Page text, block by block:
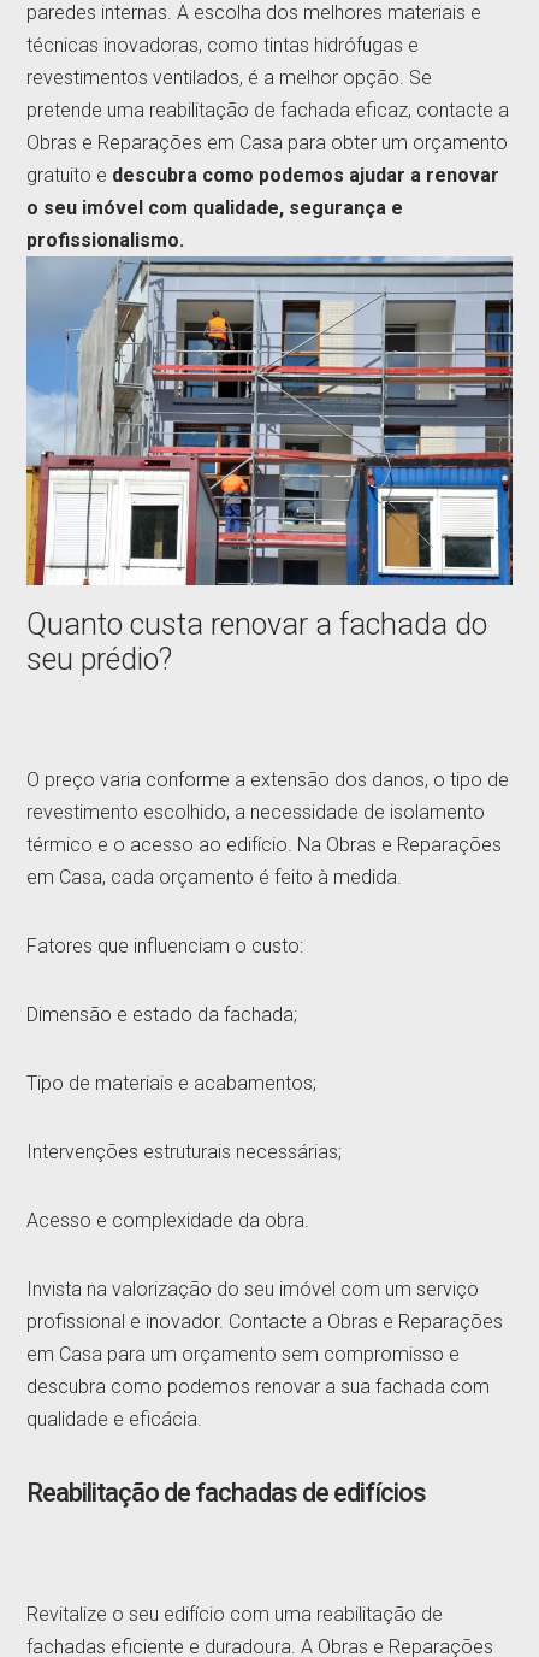
paredes internas. A escolha dos melhores materiais e
técnicas inovadoras, como tintas hidrófugas e
revestimentos ventilados, é a melhor opção. Se
pretende uma reabilitação de fachada eficaz, contacte a
Obras e Reparações em Casa para obter um orçamento
gratuito e descubra como podemos ajudar a renovar
o seu imóvel com qualidade, segurança e
profissionalismo.
Quanto custa renovar a fachada do
seu prédio?
O preço varia conforme a extensão dos danos, o tipo de
revestimento escolhido, a necessidade de isolamento
térmico e o acesso ao edifício. Na Obras e Reparações
em Casa, cada orçamento é feito à medida.
Fatores que influenciam o custo:
Dimensão e estado da fachada;
Tipo de materiais e acabamentos;
Intervenções estruturais necessárias;
Acesso e complexidade da obra.
Invista na valorização do seu imóvel com um serviço
profissional e inovador. Contacte a Obras e Reparações
em Casa para um orçamento sem compromisso e
descubra como podemos renovar a sua fachada com
qualidade e eficácia.
Reabilitação de fachadas de edifícios
Revitalize o seu edifício com uma reabilitação de
fachadas eficiente e duradoura. A Obras e Reparações